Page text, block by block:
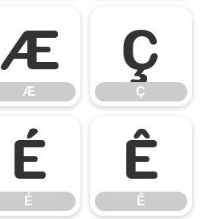
Æ
Æ Ç
Ç
É
É Ê
Ê